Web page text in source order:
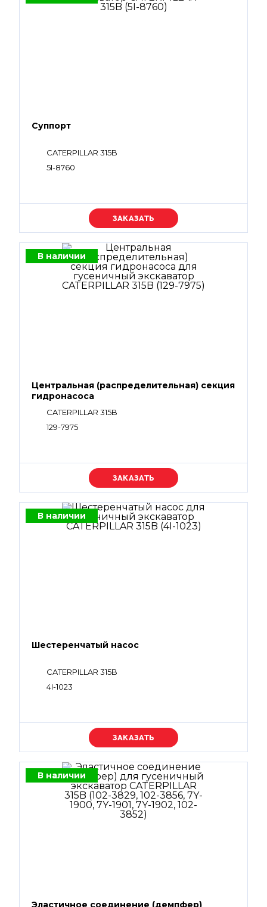
Суппорт
CATERPILLAR 315B
5I-8760
Уточняйте цену
В наличии
Центральная (распределительная) секция
гидронасоса
CATERPILLAR 315B
129-7975
Уточняйте цену
В наличии
Шестеренчатый насос
CATERPILLAR 315B
4I-1023
Уточняйте цену
В наличии
Эластичное соединение (демпфер)